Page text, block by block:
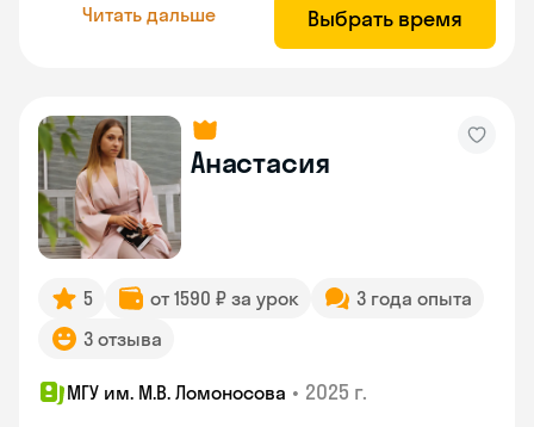
Читать дальше Выбрать время
Анастасия
5 от 1590 ₽ за урок
3 года опыта
3 отзыва
МГУ им. М.В. Ломоносова • 2025 г.